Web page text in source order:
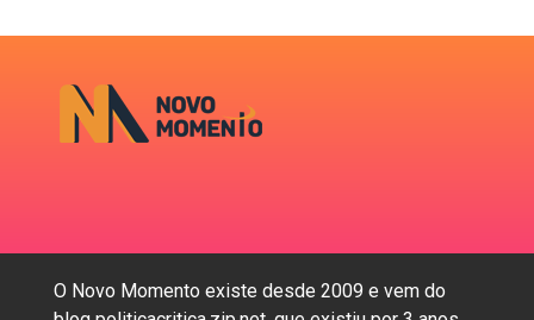
O Novo Momento existe desde 2009 e vem do